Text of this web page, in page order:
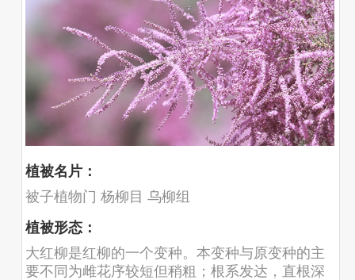
植被名片：
被子植物门 杨柳目 乌柳组
植被形态：
大红柳是红柳的一个变种。本变种与原变种的主
要不同为雌花序较短但稍粗；根系发达，直根深